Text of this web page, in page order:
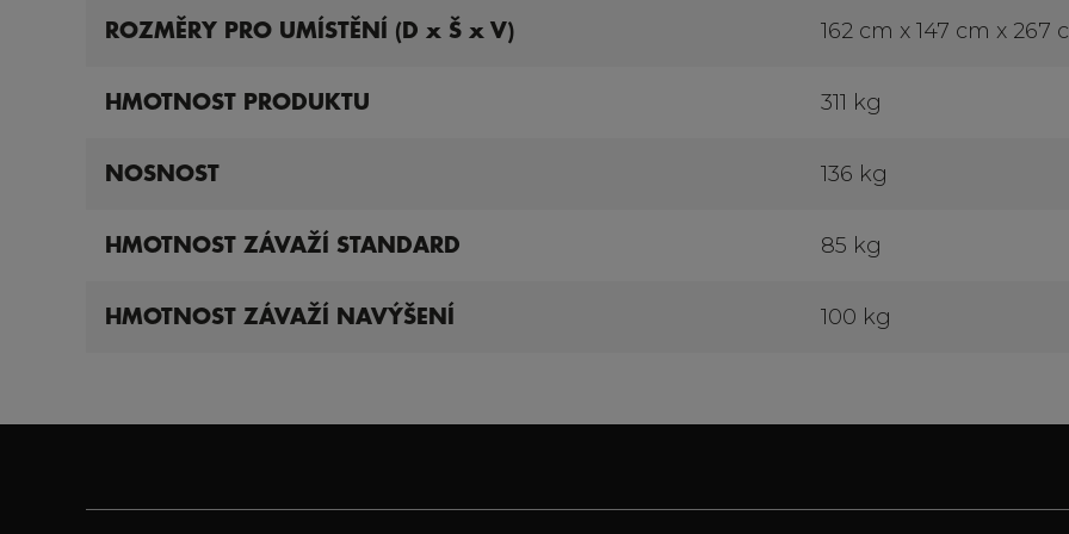
ROZMĚRY PRO UMÍSTĚNÍ (D x Š x V) 162 cm x 147 cm x 267
HMOTNOST PRODUKTU 311 kg
NOSNOST 136 kg
HMOTNOST ZÁVAŽÍ STANDARD 85 kg
HMOTNOST ZÁVAŽÍ NAVÝŠENÍ 100 kg